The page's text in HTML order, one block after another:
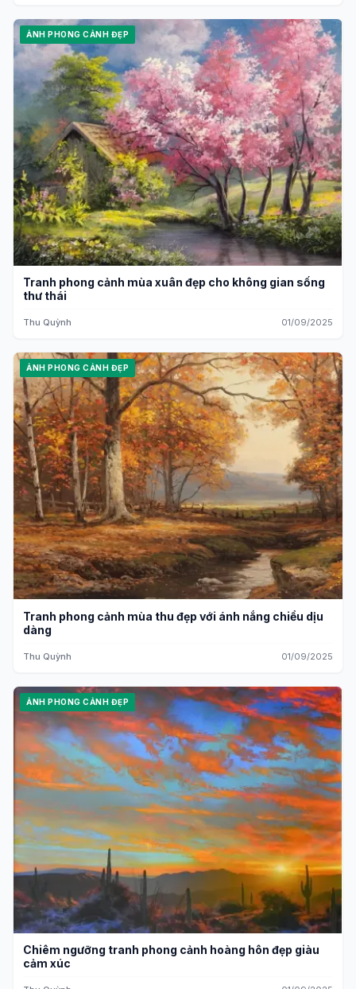
ẢNH PHONG CẢNH ĐẸP
Tranh phong cảnh mùa xuân đẹp cho không gian sống
thư thái
Thu Quỳnh 01/09/2025
ẢNH PHONG CẢNH ĐẸP
Tranh phong cảnh mùa thu đẹp với ánh nắng chiều dịu
dàng
Thu Quỳnh 01/09/2025
ẢNH PHONG CẢNH ĐẸP
Chiêm ngưỡng tranh phong cảnh hoàng hôn đẹp giàu
cảm xúc